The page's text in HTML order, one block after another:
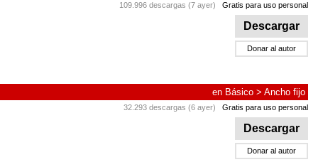
109.996 descargas (7 ayer) Gratis para uso personal
Descargar
Donar al autor
en Básico > Ancho fijo
32.293 descargas (6 ayer) Gratis para uso personal
Descargar
Donar al autor